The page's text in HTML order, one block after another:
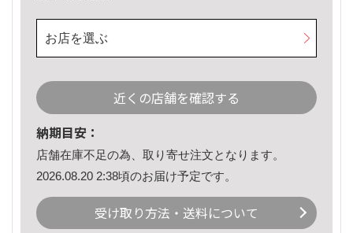
お店を選ぶ
近くの店舗を確認する
納期目安：
店舗在庫不足の為、取り寄せ注文となります。
2026.08.20 2:38頃のお届け予定です。
受け取り方法・送料について